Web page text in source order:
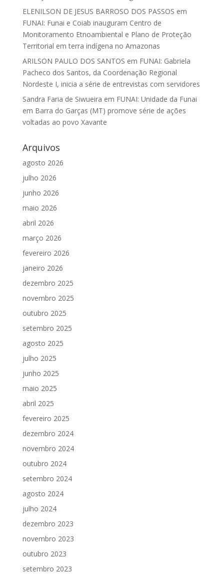
ELENILSON DE JESUS BARROSO DOS PASSOS em
FUNAI: Funai e Coiab inauguram Centro de
Monitoramento Etnoambiental e Plano de Proteção
Territorial em terra indígena no Amazonas
ARILSON PAULO DOS SANTOS em FUNAI: Gabriela
Pacheco dos Santos, da Coordenação Regional
Nordeste I, inicia a série de entrevistas com servidores
Sandra Faria de Siwueira em FUNAI: Unidade da Funai
em Barra do Garças (MT) promove série de ações
voltadas ao povo Xavante
Arquivos
agosto 2026
julho 2026
junho 2026
maio 2026
abril 2026
março 2026
fevereiro 2026
janeiro 2026
dezembro 2025
novembro 2025
outubro 2025
setembro 2025
agosto 2025
julho 2025
junho 2025
maio 2025
abril 2025
fevereiro 2025
dezembro 2024
novembro 2024
outubro 2024
setembro 2024
agosto 2024
julho 2024
dezembro 2023
novembro 2023
outubro 2023
setembro 2023